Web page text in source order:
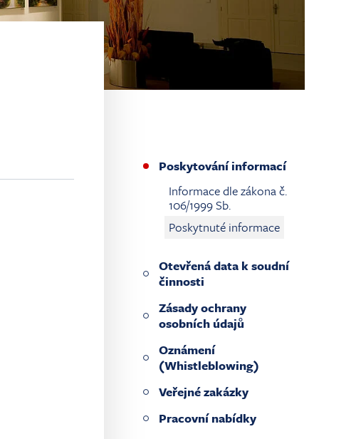
Poskytování informací
Informace dle zákona č.
106/1999 Sb.
Poskytnuté informace
Otevřená data k soudní
činnosti
Zásady ochrany
osobních údajů
Oznámení
(Whistleblowing)
Veřejné zakázky
Pracovní nabídky